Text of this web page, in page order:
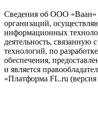
Сведения об ООО «Ваан»
организаций,
информационных
деятельность,
технологий, по
обеспечения,
и является
«Платформа FL.ru (версия